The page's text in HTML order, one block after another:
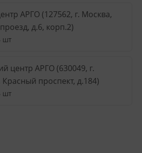
АРГО (127562, г. Москва,
д.6, корп.2)
шт
центр АРГО (630049, г.
проспект, д.184)
шт